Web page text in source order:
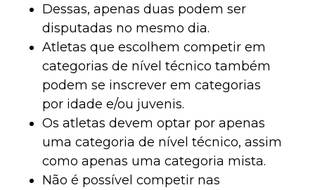
Dessas, apenas duas podem ser
disputadas no mesmo dia.
Atletas que escolhem competir em
categorias de nível técnico também
podem se inscrever em categorias
por idade e/ou juvenis.
Os atletas devem optar por apenas
uma categoria de nível técnico, assim
como apenas uma categoria mista.
Não é possível competir nas